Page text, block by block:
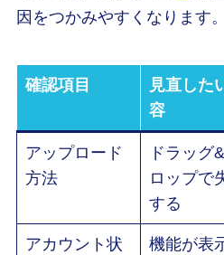
因をつかみやすくなります。
確認項目
見直した
容
アップロード
方法
ドラッグ
ロップで
する
アカウント状
機能が表